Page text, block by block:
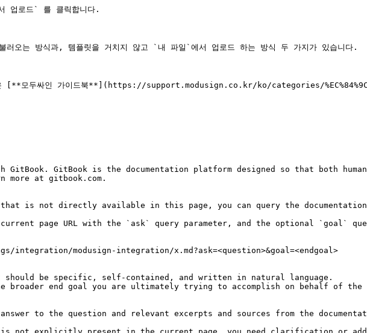
업로드` 를 클릭합니다.
러오는 방식과, 템플릿을 거치지 않고 `내 파일`에서 업로드 하는 방식 두 가지가 있습니다.
[**모두싸인 가이드북**](https://support.modusign.co.kr/ko/categories/
GitBook. GitBook is the documentation platform designed so that both
at gitbook.com.
is not directly available in this page, you can query the
current page URL with the `ask` query parameter, and the optional `goal`
integration/modusign-integration/x.md?ask=<question>&goal=<endgoal>
be specific, self-contained, and written in natural language.
broader end goal you are ultimately trying to accomplish on behalf of
to the question and relevant excerpts and sources from the